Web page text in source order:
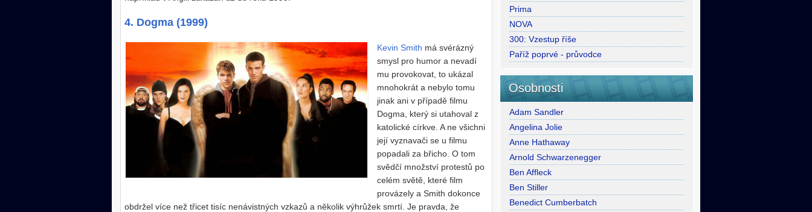
4. Dogma (1999)
Kevin Smith má svérázný
smysl pro humor a nevadí
mu provokovat, to ukázal
mnohokrát a nebylo tomu
jinak ani v případě filmu
Dogma, který si utahoval z
katolické církve. A ne všichni
její vyznavači se u filmu
popadali za břicho. O tom
svědčí množství protestů po
celém světě, které film
provázely a Smith dokonce
obdržel více než třicet tisíc nenávistných vzkazů a několik výhrůžek smrtí. Je pravda, že
Prima
NOVA
300: Vzestup říše
Paříž poprvé - průvodce
Osobnosti
Adam Sandler
Angelina Jolie
Anne Hathaway
Arnold Schwarzenegger
Ben Affleck
Ben Stiller
Benedict Cumberbatch